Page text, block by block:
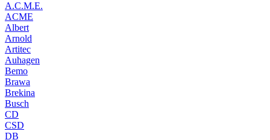
A.C.M.E.
ACME
Albert
Arnold
Artitec
Auhagen
Bemo
Brawa
Brekina
Busch
CD
CSD
DB